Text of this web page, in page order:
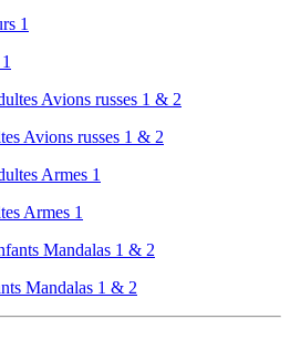
Avions russes 1 & 2
Armes 1
Mandalas 1 & 2